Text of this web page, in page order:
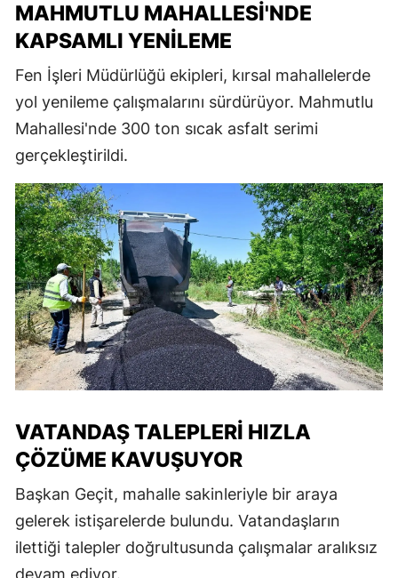
MAHMUTLU MAHALLESI'NDE
KAPSAMLI YENILEME
Fen İşleri Müdürlüğü ekipleri, kırsal mahallelerde
yol yenileme çalışmalarını sürdürüyor. Mahmutlu
Mahallesi'nde 300 ton sıcak asfalt serimi
gerçekleştirildi.
VATANDAŞ TALEPLERI HIZLA
ÇÖZÜME KAVUŞUYOR
Başkan Geçit, mahalle sakinleriyle bir araya
gelerek istişarelerde bulundu. Vatandaşların
ilettiği talepler doğrultusunda çalışmalar aralıksız
devam ediyor.